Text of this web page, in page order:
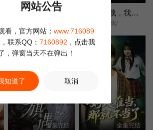
她不是不敢离 含辛十八载，我的婆家全是假的
张耀尹/伍京隽/
全集完结 全集完结
网站公告
看，官方网站： www.716089
，联系QQ： 7160892 ，点击我
，弹窗当天不在弹出！
知道了 取消